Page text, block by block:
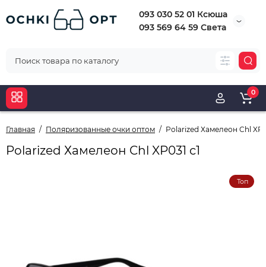
093 030 52 01 Ксюша
093 569 64 59 Света
0
Главная Поляризованные очки оптом Polarized Хамелеон Chl
Polarized Хамелеон Chl XP031 c1
Топ